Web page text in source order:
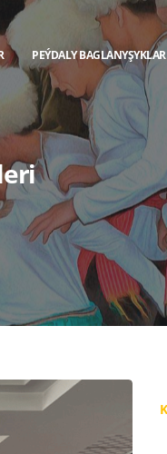
PEÝDALY BAGLANYŞYKLAR